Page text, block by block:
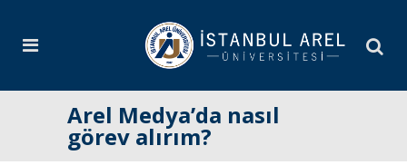
Arel Medya’da nasıl
görev alırım?